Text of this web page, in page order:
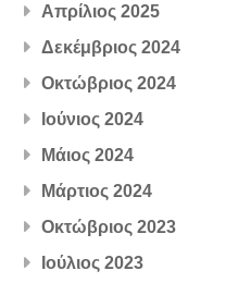
Απρίλιος 2025
Δεκέμβριος 2024
Οκτώβριος 2024
Ιούνιος 2024
Μάιος 2024
Μάρτιος 2024
Οκτώβριος 2023
Ιούλιος 2023